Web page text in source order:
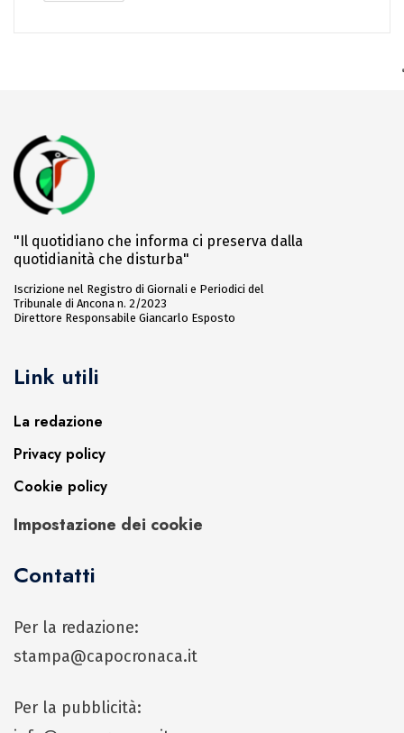
"Il quotidiano che informa ci preserva dalla
quotidianità che disturba"
Iscrizione nel Registro di Giornali e Periodici del
Tribunale di Ancona n. 2/2023
Direttore Responsabile Giancarlo Esposto
Link utili
La redazione
Privacy policy
Cookie policy
Impostazione dei cookie
Contatti
Per la redazione:
stampa@capocronaca.it
Per la pubblicità: